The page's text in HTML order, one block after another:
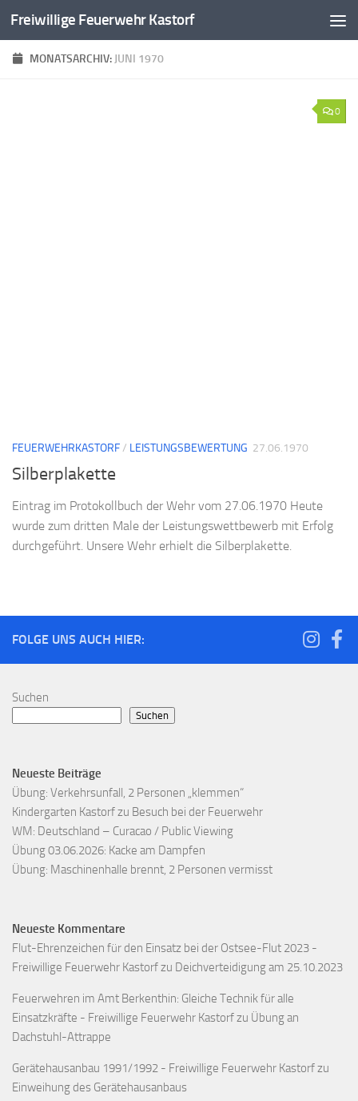
Zum Inhalt springen
Freiwillige Feuerwehr Kastorf
MONATSARCHIV: JUNI 1970
0
FEUERWEHRKASTORF/ LEISTUNGSBEWERTUNG 27.06.1970
Silberplakette
Eintrag im Protokollbuch der Wehr vom 27.06.1970 Heute
wurde zum dritten Male der Leistungswettbewerb mit Erfolg
durchgeführt. Unsere Wehr erhielt die Silberplakette.
FOLGE UNS AUCH HIER:
Suchen
Suchen
Neueste Beiträge
Übung: Verkehrsunfall, 2 Personen „klemmen“
Kindergarten Kastorf zu Besuch bei der Feuerwehr
WM: Deutschland – Curacao / Public Viewing
Übung 03.06.2026: Kacke am Dampfen
Übung: Maschinenhalle brennt, 2 Personen vermisst
Neueste Kommentare
Flut-Ehrenzeichen für den Einsatz bei der Ostsee-Flut 2023 -
Freiwillige Feuerwehr Kastorfzu Deichverteidigung am 25.10.2023
Feuerwehren im Amt Berkenthin: Gleiche Technik für alle
Einsatzkräfte - Freiwillige Feuerwehr Kastorfzu Übung an
Dachstuhl-Attrappe
Gerätehausanbau 1991/1992 - Freiwillige Feuerwehr Kastorfzu
Einweihung des Gerätehausanbaus